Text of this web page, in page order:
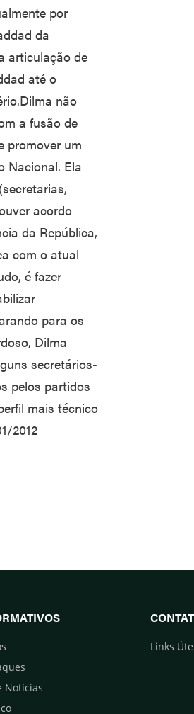
por
da
articulação de
até o
não
a fusão de
promover um
Nacional. Ela
acordo
da República,
com o atual
é fazer
para os
Dilma
secretários-
pelos partidos
mais técnico
2012
Notícias
Links